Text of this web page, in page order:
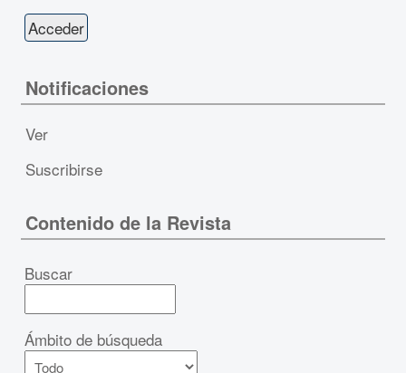
Notificaciones
Ver
Suscribirse
Contenido de la Revista
Buscar
Ámbito de búsqueda